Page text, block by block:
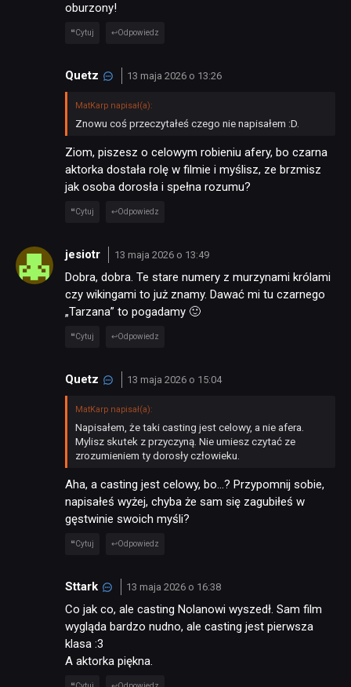
oburzony!
Cytuj Odpowiedz
Quetz 13 maja 2026 o 13:26
MatKarp napisał(a):
Znowu coś przeczytałeś czego nie napisałem :D.
Ziom, piszesz o celowym robieniu afery, bo czarna
aktorka dostała rolę w filmie i myślisz, ze brzmisz
jak osoba dorosła i spełna rozumu?
Cytuj Odpowiedz
jesiotr 13 maja 2026 o 13:49
Dobra, dobra. Te stare numery z murzynami królami
czy wikingami to już znamy. Dawać mi tu czarnego
„Tarzana” to pogadamy 🙂
Cytuj Odpowiedz
Quetz 13 maja 2026 o 15:04
MatKarp napisał(a):
Napisałem, że taki casting jest celowy, a nie afera.
Mylisz skutek z przyczyną. Nie umiesz czytać ze
zrozumieniem ty dorosły człowieku.
Aha, a casting jest celowy, bo…? Przypomnij sobie,
napisałeś wyżej, chyba że sam się zagubiłeś w
gęstwinie swoich myśli?
Cytuj Odpowiedz
Sttark 13 maja 2026 o 16:38
Co jak co, ale casting Nolanowi wyszedł. Sam film
wygląda bardzo nudno, ale casting jest pierwsza
klasa :3
A aktorka piękna.